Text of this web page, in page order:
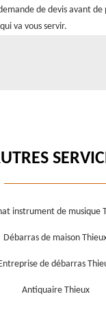
de devis avant
va vous servir.
instrument de musique
Débarras de maison
de débarras
Antiquaire Thieux